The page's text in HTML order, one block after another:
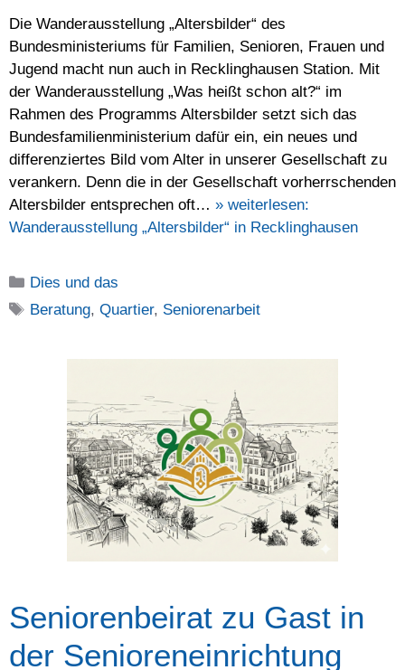
Die Wanderausstellung „Altersbilder“ des
Bundesministeriums für Familien, Senioren, Frauen und
Jugend macht nun auch in Recklinghausen Station. Mit
der Wanderausstellung „Was heißt schon alt?“ im
Rahmen des Programms Altersbilder setzt sich das
Bundesfamilienministerium dafür ein, ein neues und
differenziertes Bild vom Alter in unserer Gesellschaft zu
verankern. Denn die in der Gesellschaft vorherrschenden
Altersbilder entsprechen oft… » weiterlesen:
Wanderausstellung „Altersbilder“ in Recklinghausen
Kategorien
Dies und das
Schlagwörter
Beratung,Quartier, Seniorenarbeit
Seniorenbeirat zu Gast in
der Senioreneinrichtung